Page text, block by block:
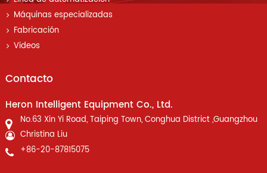
Máquinas especializadas
Fabricación
Videos
Contacto
Heron Intelligent Equipment Co., Ltd.
No.63 Xin Yi Road, Taiping Town, Conghua District ,Guangzhou
Christina Liu
+86-20-87815075